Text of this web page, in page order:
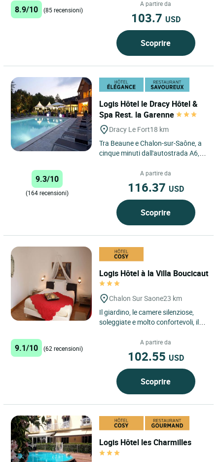
8.9/10 (85 recensioni)
A partire da
103.7 USD
Scoprire
Logis Hôtel le Dracy Hôtel &
Spa Rest. la Garenne
Dracy Le Fort18 km
Tra Beaune e Chalon-sur-Saône, a
cinque minuti dall'autostrada A6,
piccolo angolo di paradiso....
9.3/10
(164 recensioni)
A partire da
116.37 USD
Scoprire
Logis Hôtel à la Villa Boucicaut
Chalon Sur Saone23 km
Il giardino, le camere silenziose,
soleggiate e molto confortevoli, il
profumato vi invitano...
9.1/10 (62 recensioni)
A partire da
102.55 USD
Scoprire
Logis Hôtel les Charmilles